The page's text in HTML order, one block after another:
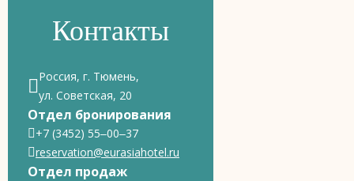
Контакты
Россия, г. Тюмень,
ул. Советская, 20
Отдел бронирования
+7 (3452) 55‒00‒37
reservation@eurasiahotel.ru
Отдел продаж